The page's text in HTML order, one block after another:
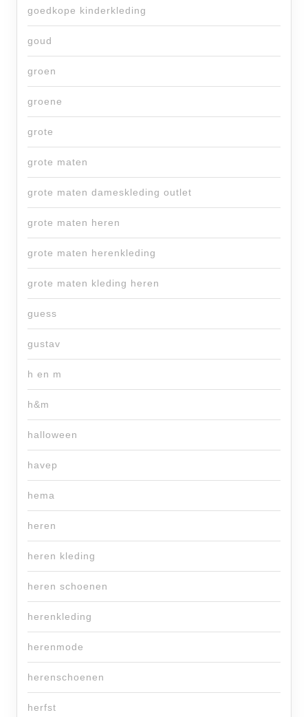
goedkope kinderkleding
goud
groen
groene
grote
grote maten
grote maten dameskleding outlet
grote maten heren
grote maten herenkleding
grote maten kleding heren
guess
gustav
h en m
h&m
halloween
havep
hema
heren
heren kleding
heren schoenen
herenkleding
herenmode
herenschoenen
herfst